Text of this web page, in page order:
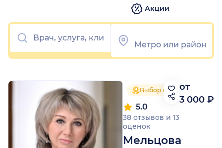
Акции
Выбор пациентов 2025
Мельцова
5.0
38 отзывов и 13
оценок
от
3 000 ₽